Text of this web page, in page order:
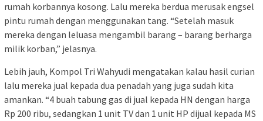
rumah korbannya kosong. Lalu mereka berdua merusak engsel
pintu rumah dengan menggunakan tang. “Setelah masuk
mereka dengan leluasa mengambil barang – barang berharga
milik korban,” jelasnya.
Lebih jauh, Kompol Tri Wahyudi mengatakan kalau hasil curian
lalu mereka jual kepada dua penadah yang juga sudah kita
amankan. “4 buah tabung gas di jual kepada HN dengan harga
Rp 200 ribu, sedangkan 1 unit TV dan 1 unit HP dijual kepada MS